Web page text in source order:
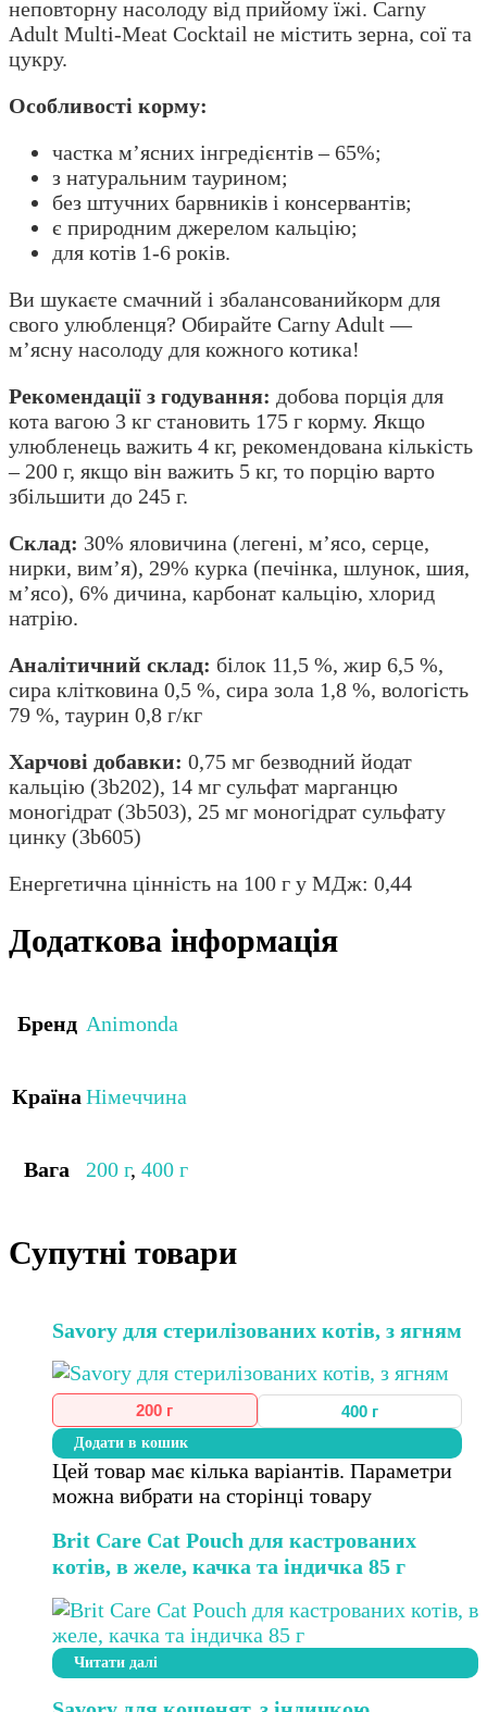
неповторну насолоду від прийому їжі. Carny
Adult Multi-Meat Cocktail не містить зерна, сої та
цукру.
Особливості корму:
частка м’ясних інгредієнтів – 65%;
з натуральним таурином;
без штучних барвників і консервантів;
є природним джерелом кальцію;
для котів 1-6 років.
Ви шукаєте смачний і збалансованийкорм для
свого улюбленця? Обирайте Carny Adult —
м’ясну насолоду для кожного котика!
Рекомендації з годування: добова порція для
кота вагою 3 кг становить 175 г корму. Якщо
улюбленець важить 4 кг, рекомендована кількість
– 200 г, якщо він важить 5 кг, то порцію варто
збільшити до 245 г.
Склад: 30% яловичина (легені, м’ясо, серце,
нирки, вим’я), 29% курка (печінка, шлунок, шия,
м’ясо), 6% дичина, карбонат кальцію, хлорид
натрію.
Аналітичний склад: білок 11,5 %, жир 6,5 %,
сира клітковина 0,5 %, сира зола 1,8 %, вологість
79 %, таурин 0,8 г/кг
Харчові добавки: 0,75 мг безводний йодат
кальцію (3b202), 14 мг сульфат марганцю
моногідрат (3b503), 25 мг моногідрат сульфату
цинку (3b605)
Енергетична цінність на 100 г у МДж: 0,44
Додаткова інформація
Бренд Animonda
Країна Німеччина
Вага 200 г, 400 г
Супутні товари
Savory для стерилізованих котів, з ягням
200 г 400 г
Додати в кошик
Цей товар має кілька варіантів. Параметри
можна вибрати на сторінці товару
Brit Care Cat Pouch для кастрованих
котів, в желе, качка та індичка 85 г
Читати далі